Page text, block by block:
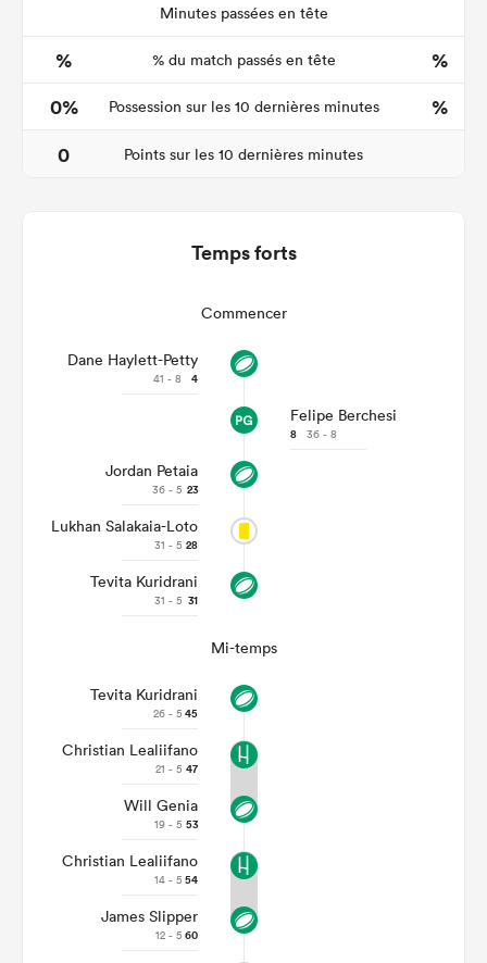
Minutes passées en tête
% % du match passés en tête
%
0%
Possession sur les 10 dernières minutes
%
0
Points sur les 10 dernières minutes
Temps forts
Commencer
Dane Haylett-Petty
41 - 8 4
Felipe Berchesi
8 36 - 8
Jordan Petaia
36 - 5 23
Lukhan Salakaia-Loto
31 - 5 28
Tevita Kuridrani
31 - 5 31
Mi-temps
Tevita Kuridrani
26 - 5 45
Christian Lealiifano
21 - 5 47
Will Genia
19 - 5 53
Christian Lealiifano
14 - 5 54
James Slipper
12 - 5 60